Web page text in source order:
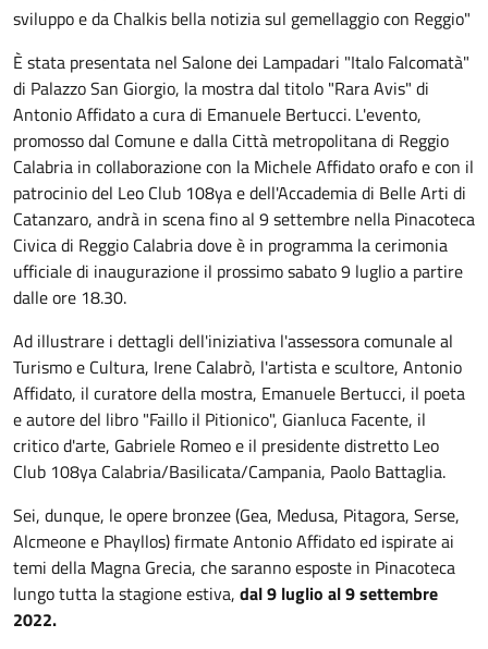
sviluppo e da Chalkis bella notizia sul gemellaggio con Reggio"
È stata presentata nel Salone dei Lampadari "Italo Falcomatà"
di Palazzo San Giorgio, la mostra dal titolo "Rara Avis" di
Antonio Affidato a cura di Emanuele Bertucci. L'evento,
promosso dal Comune e dalla Città metropolitana di Reggio
Calabria in collaborazione con la Michele Affidato orafo e con il
patrocinio del Leo Club 108ya e dell'Accademia di Belle Arti di
Catanzaro, andrà in scena fino al 9 settembre nella Pinacoteca
Civica di Reggio Calabria dove è in programma la cerimonia
ufficiale di inaugurazione il prossimo sabato 9 luglio a partire
dalle ore 18.30.
Ad illustrare i dettagli dell'iniziativa l'assessora comunale al
Turismo e Cultura, Irene Calabrò, l'artista e scultore, Antonio
Affidato, il curatore della mostra, Emanuele Bertucci, il poeta
e autore del libro "Faillo il Pitionico", Gianluca Facente, il
critico d'arte, Gabriele Romeo e il presidente distretto Leo
Club 108ya Calabria/Basilicata/Campania, Paolo Battaglia.
Sei, dunque, le opere bronzee (Gea, Medusa, Pitagora, Serse,
Alcmeone e Phayllos) firmate Antonio Affidato ed ispirate ai
temi della Magna Grecia, che saranno esposte in Pinacoteca
lungo tutta la stagione estiva, dal 9 luglio al 9 settembre
2022.